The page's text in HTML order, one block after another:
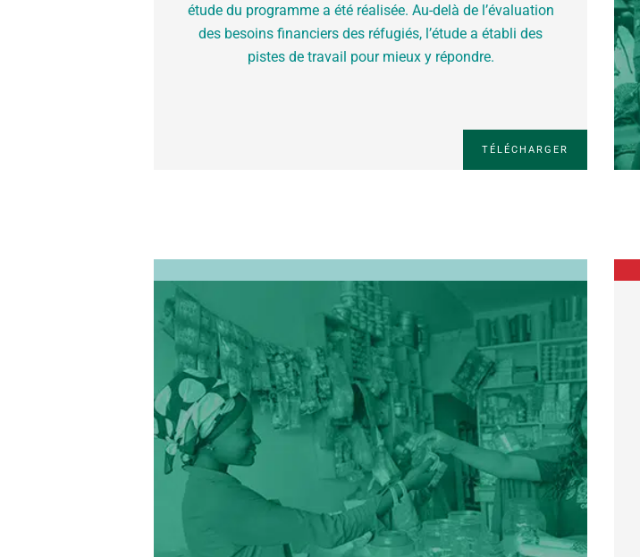
étude du programme a été réalisée. Au-delà de l’évaluation
des besoins financiers des réfugiés, l’étude a établi des
pistes de travail pour mieux y répondre.
TÉLÉCHARGER